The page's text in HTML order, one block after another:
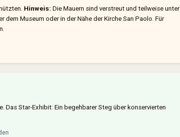
Hinweis: Die Mauern sind verstreut und teilweise unter
Museum oder in der Nähe der Kirche San Paolo. Für
Star-Exhibit: Ein begehbarer Steg über konservierten